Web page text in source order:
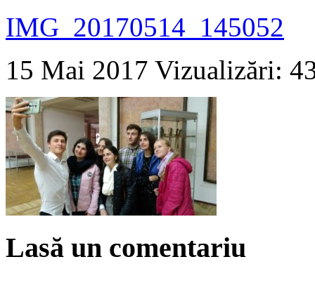
IMG_20170514_145052
15 Mai 2017 Vizualizări:
Lasă un comentariu